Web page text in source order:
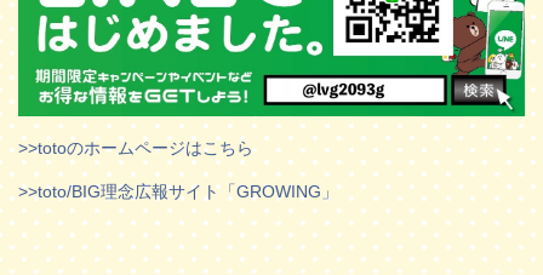
>>totoのホームページはこちら
>>toto/BIG理念広報サイト「GROWING」